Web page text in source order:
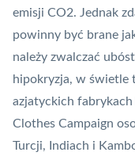
emisji CO2. Jednak
powinny być brane
należy zwalczać
hipokryzja, w świetle
azjatyckich fabrykach
Clothes Campaign
Turcji, Indiach i